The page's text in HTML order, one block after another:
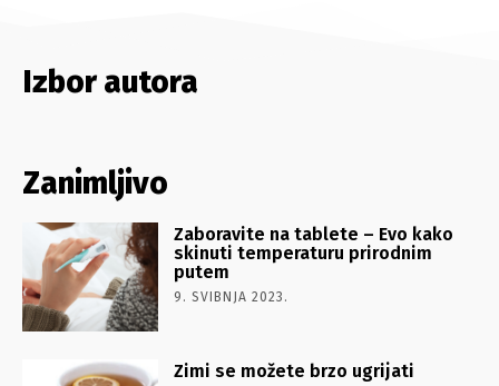
Izbor autora
Zanimljivo
Zaboravite na tablete – Evo kako
skinuti temperaturu prirodnim
putem
9. SVIBNJA 2023.
Zimi se možete brzo ugrijati